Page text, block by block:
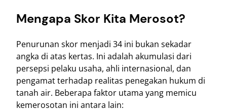
Mengapa Skor Kita Merosot?
Penurunan skor menjadi 34 ini bukan sekadar
angka di atas kertas. Ini adalah akumulasi dari
persepsi pelaku usaha, ahli internasional, dan
pengamat terhadap realitas penegakan hukum di
tanah air. Beberapa faktor utama yang memicu
kemerosotan ini antara lain: